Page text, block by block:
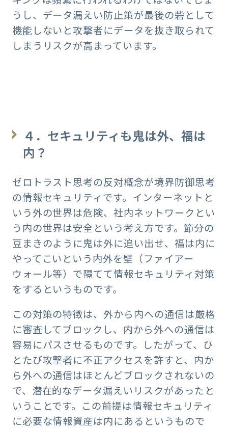
うし、データ漏えい防止策が最後の砦として
機能しないと攻撃者にデータを抜き取られて
しまうリスクが高まっています。
４．セキュリティも鬼は外、福は
内？
ゼロトラスト思考の反対概念が境界防御思考
の情報セキュリティです。インターネットと
いう外の世界は危険、社内ネットワークとい
う内の世界は安全という考え方です。節分の
豆まきのように鬼は外に追い出せ、福は内に
やってこいという内外を壁（ファイアー
ウォール等）で隔てて情報セキュリティ対策
をするというものです。
この対策の特徴は、外から内への通信は厳格
に審査してブロックし、内から外への通信は
容易にパスさせるものです。したがって、ひ
とたび攻撃者に不正アクセスを許すと、内か
ら外への通信はほとんどブロックされないの
で、潜在的なデータ漏えいリスクがあったと
いうことです。この前提は情報セキュリティ
に必要な情報資産は内にあるというもので